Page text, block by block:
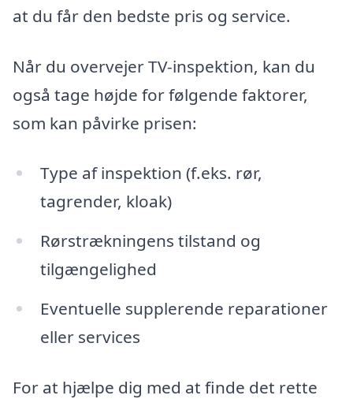
at du får den bedste pris og service.
Når du overvejer TV-inspektion, kan du
også tage højde for følgende faktorer,
som kan påvirke prisen:
Type af inspektion (f.eks. rør,
tagrender, kloak)
Rørstrækningens tilstand og
tilgængelighed
Eventuelle supplerende reparationer
eller services
For at hjælpe dig med at finde det rette